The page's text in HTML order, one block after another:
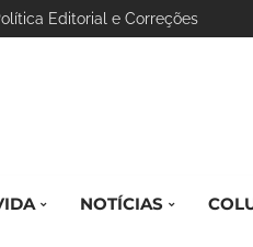
Editorial e Correções
NOTÍCIAS